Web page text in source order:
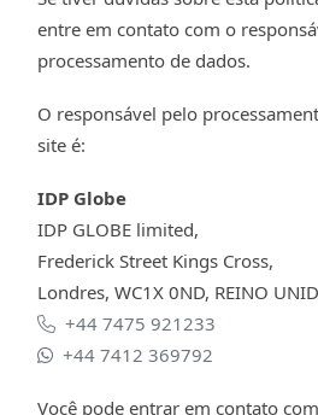
entre em contato com o
processamento de dados.
O responsável pelo
site é:
IDP Globe
IDP GLOBE limited,
Frederick Street Kings Cross,
Londres, WC1X 0ND, REINO
+44 7475 921233
+44 7412 369792
Você pode entrar em contato